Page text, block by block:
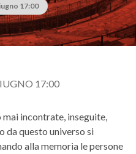
17:00
17:00
mai incontrate, inseguite,
da questo universo si
alla memoria le persone